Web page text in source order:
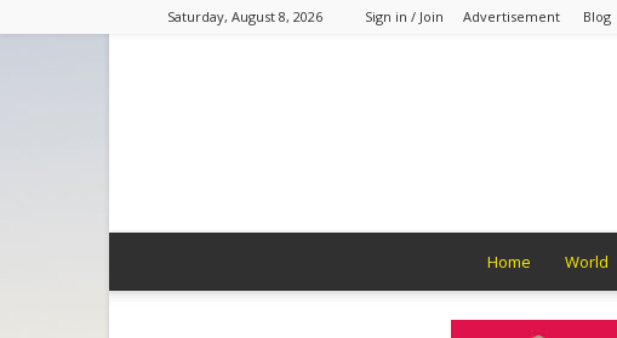
Saturday, August 8, 2026 Sign in / Join Advertisement Blog
Home World